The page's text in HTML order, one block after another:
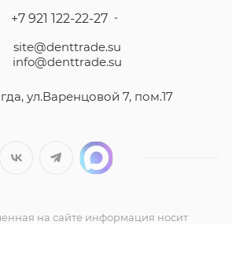
+7 921 122-22-27
site@denttrade.su
info@denttrade.su
ул.Варенцовой 7, пом.17
на сайте информация носит